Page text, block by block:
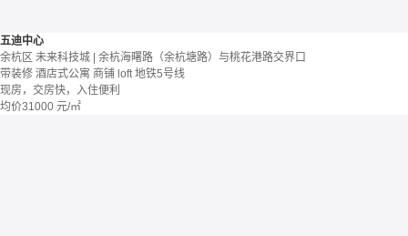
五迪中心
余杭区 未来科技城 | 余杭海曙路（余杭塘路）与桃花港路交界口
带装修 酒店式公寓 商铺 loft 地铁5号线
现房，交房快，入住便利
均价31000 元/㎡